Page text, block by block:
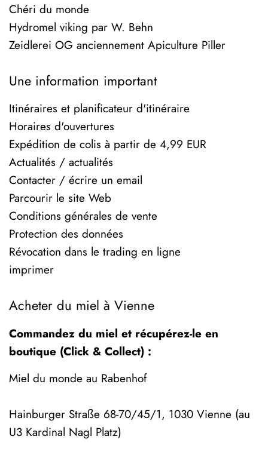
Chéri du monde
Hydromel viking par W. Behn
Zeidlerei OG anciennement Apiculture Piller
Une information important
Itinéraires et planificateur d'itinéraire
Horaires d'ouvertures
Expédition de colis à partir de 4,99 EUR
Actualités / actualités
Contacter / écrire un email
Parcourir le site Web
Conditions générales de vente
Protection des données
Révocation dans le trading en ligne
imprimer
Acheter du miel à Vienne
Commandez du miel et récupérez-le en
boutique (Click & Collect) :
Miel du monde au Rabenhof
Hainburger Straße 68-70/45/1, 1030 Vienne (au
U3 Kardinal Nagl Platz)